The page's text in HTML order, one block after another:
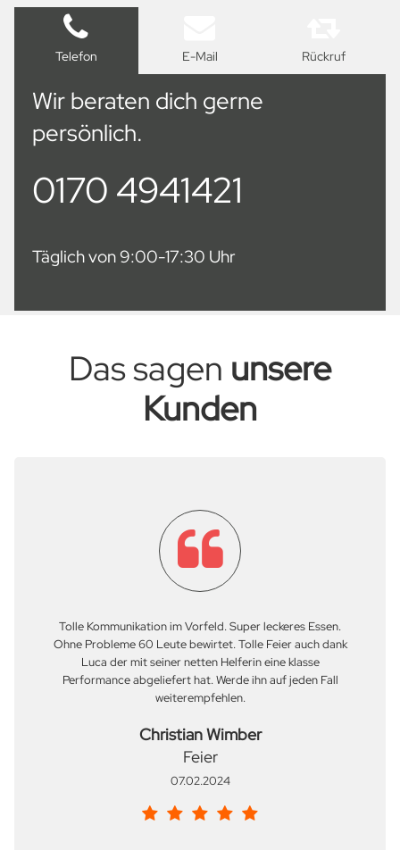
Telefon E-Mail Rückruf
Wir beraten dich gerne
persönlich.
0170 4941421
Täglich von 9:00-17:30 Uhr
Das sagen unsere
Kunden
Tolle Kommunikation im Vorfeld. Super leckeres Essen.
Ohne Probleme 60 Leute bewirtet. Tolle Feier auch dank
Luca der mit seiner netten Helferin eine klasse
Performance abgeliefert hat. Werde ihn auf jeden Fall
weiterempfehlen.
Christian Wimber
Feier
07.02.2024